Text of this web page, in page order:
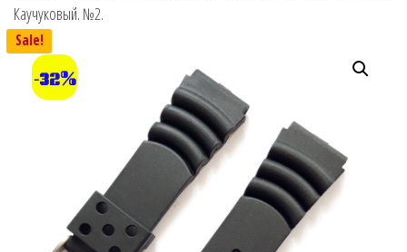
Каучуковый. №2.
Sale!
-32%